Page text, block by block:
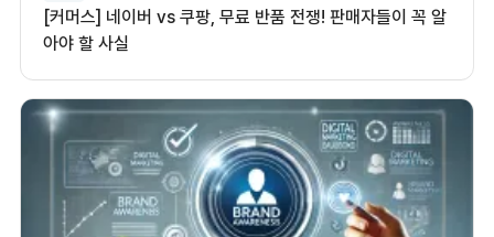
[커머스] 네이버 vs 쿠팡, 무료 반품 전쟁! 판매자들이 꼭 알
아야 할 사실